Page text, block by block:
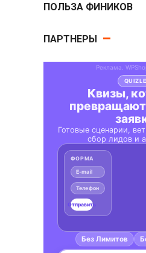
ПОЛЬЗА ФИНИКОВ
ПАРТНЕРЫ